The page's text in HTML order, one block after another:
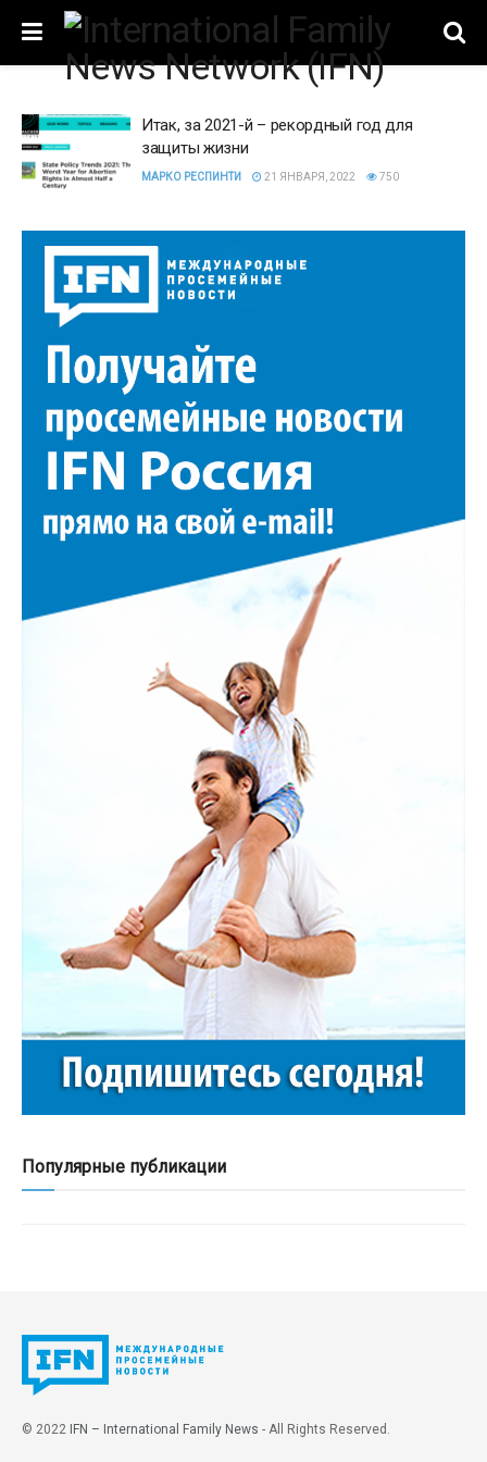
Итак, за 2021-й – рекордный год для
защиты жизни
МАРКО РЕСПИНТИ 21 ЯНВАРЯ, 2022 750
Популярные публикации
© 2022 IFN – International Family News - All Rights Reserved.